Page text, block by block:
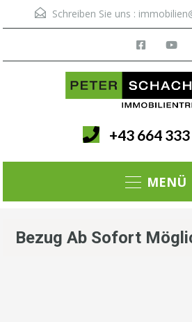
Schreiben Sie uns :
+43 664
Menü
Bezug Ab Sofort